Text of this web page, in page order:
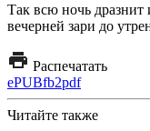
Так всю ночь дразнит
вечерней зари до
Распечатать
ePUBfb2pdf
Читайте также